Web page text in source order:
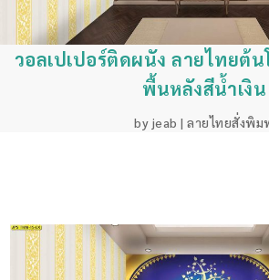
วอลเปเปอร์ติดผนัง ลายไทยต้
พื้นหลังสีน้ำเงิน
by jeab |ลายไทยสั่งพิม